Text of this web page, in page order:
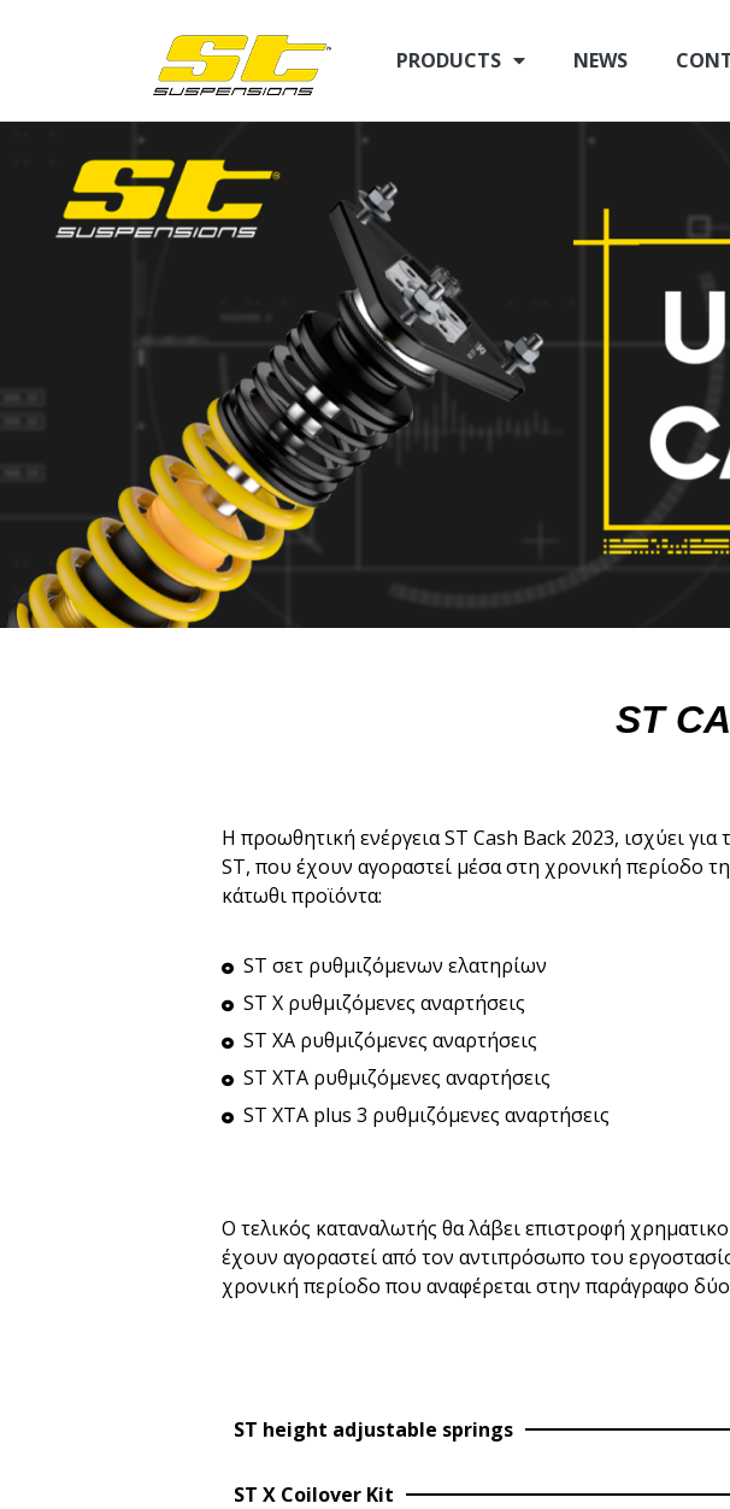
PRODUCTS NEWS
ST
H προωθητική ενέργεια ST Cash Back 2023, ισχύει
ST, που έχουν αγοραστεί μέσα στη χρονική περίοδο
κάτωθι προϊόντα:
ST σετ ρυθμιζόμενων ελατηρίων
ST X ρυθμιζόμενες αναρτήσεις
ST XA ρυθμιζόμενες αναρτήσεις
ST XTA ρυθμιζόμενες αναρτήσεις
ST XTA plus 3 ρυθμιζόμενες αναρτήσεις
Ο τελικός καταναλωτής θα λάβει επιστροφή
έχουν αγοραστεί από τον αντιπρόσωπο του
χρονική περίοδο που αναφέρεται στην παράγραφο
ST height adjustable springs
ST X Coilover Kit